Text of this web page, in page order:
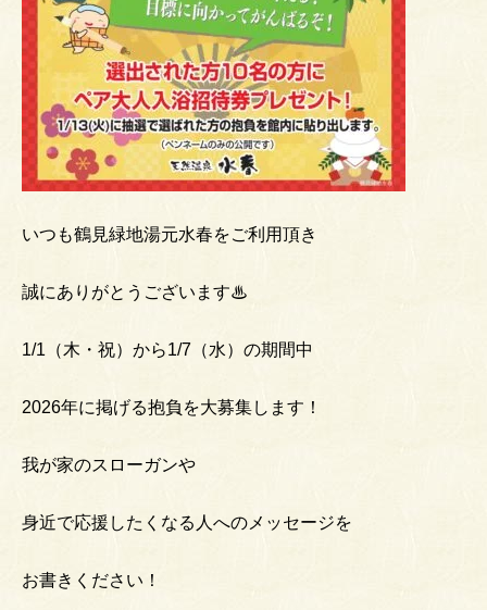
いつも鶴見緑地湯元水春をご利用頂き
誠にありがとうございます♨
1/1（木・祝）から1/7（水）の期間中
2026年に掲げる抱負を大募集します！
我が家のスローガンや
身近で応援したくなる人へのメッセージを
お書きください！